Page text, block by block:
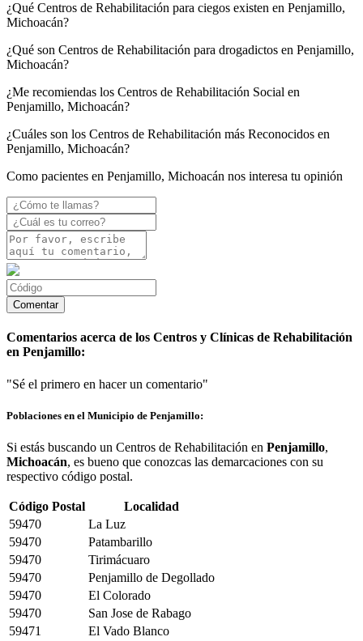
¿Qué Centros de Rehabilitación para ciegos existen en Penjamillo,
Michoacán?
¿Qué son Centros de Rehabilitación para drogadictos en Penjamillo,
Michoacán?
¿Me recomiendas los Centros de Rehabilitación Social en
Penjamillo, Michoacán?
¿Cuáles son los Centros de Rehabilitación más Reconocidos en
Penjamillo, Michoacán?
Como pacientes en Penjamillo, Michoacán nos interesa tu opinión
Comentarios acerca de los Centros y Clínicas de Rehabilitación
en Penjamillo:
"Sé el primero en hacer un comentario"
Poblaciones en el Municipio de Penjamillo:
Si estás buscando un Centros de Rehabilitación en Penjamillo,
Michoacán, es bueno que conozcas las demarcaciones con su
respectivo código postal.
Código Postal
Localidad
59470
La Luz
59470
Patambarillo
59470
Tirimácuaro
59470
Penjamillo de Degollado
59470
El Colorado
59470
San Jose de Rabago
59471
El Vado Blanco